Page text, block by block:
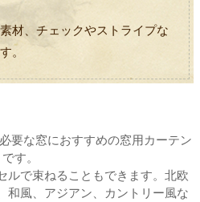
材、チェックやストライプな
。
要な窓におすすめの窓用カーテン
です。
ルで束ねることもできます。北欧
和風、アジアン、カントリー風な